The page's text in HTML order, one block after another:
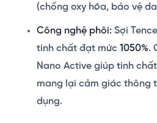
(chống oxy hóa, bảo vệ
Công nghệ phôi:Sợi
tinh chất đạt mức 1050%.
Nano Active giúp tinh
mang lại cảm giác thông
dụng.